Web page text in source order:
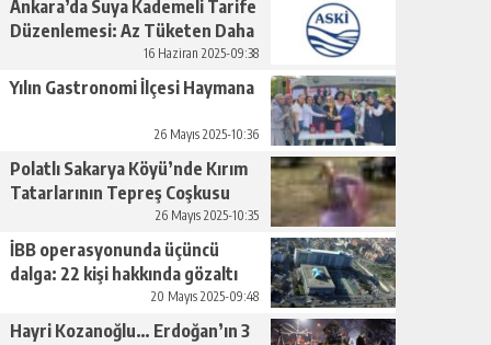
Ankara’da Suya Kademeli Tarife
Düzenlemesi: Az Tüketen Daha
16 Haziran 2025-09:38
Yılın Gastronomi İlçesi Haymana
26 Mayıs 2025-10:36
Polatlı Sakarya Köyü’nde Kırım
Tatarlarının Tepreş Coşkusu
26 Mayıs 2025-10:35
İBB operasyonunda üçüncü
dalga: 22 kişi hakkında gözaltı
20 Mayıs 2025-09:48
Hayri Kozanoğlu… Erdoğan’ın 3